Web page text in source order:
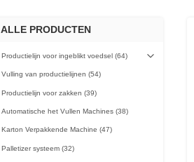
ALLE PRODUCTEN
Productielijn voor ingeblikt voedsel (64)
Vulling van productielijnen (54)
Productielijn voor zakken (39)
Automatische het Vullen Machines (38)
Karton Verpakkende Machine (47)
Palletizer systeem (32)